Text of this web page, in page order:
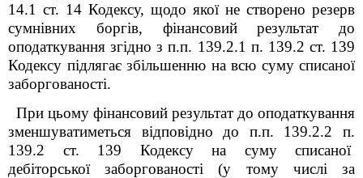
14.1 ст. 14 Кодексу, щодо якої не створено резерв
сумнівних боргів, фінансовий результат до
оподаткування згідно з п.п. 139.2.1 п. 139.2 ст. 139
Кодексу підлягає збільшенню на всю суму списаної
заборгованості.
При цьому фінансовий результат до оподаткування
зменшуватиметься відповідно до п.п. 139.2.2 п.
139.2 ст. 139 Кодексу на суму списаної
дебіторської заборгованості (у тому числі за